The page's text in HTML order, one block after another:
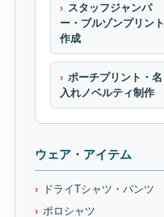
スタッフジャンパ
ー・ブルゾンプリント
作成
ポーチプリント・名
入れノベルティ制作
ウェア・アイテム
ドライTシャツ・パンツ
ポロシャツ